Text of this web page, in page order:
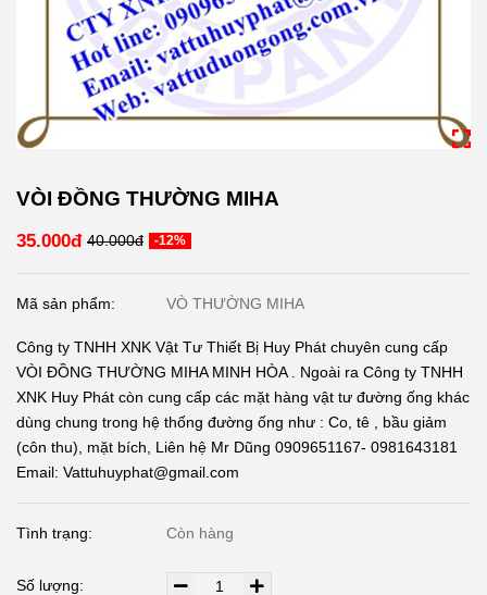
VÒI ĐỒNG THƯỜNG MIHA
35.000đ 40.000đ -12%
Mã sản phẩm: VÒ THƯỜNG MIHA
Công ty TNHH XNK Vật Tư Thiết Bị Huy Phát chuyên cung cấp
VÒI ĐỒNG THƯỜNG MIHA MINH HÒA . Ngoài ra Công ty TNHH
XNK Huy Phát còn cung cấp các mặt hàng vật tư đường ống khác
dùng chung trong hệ thống đường ống như : Co, tê , bầu giảm
(côn thu), mặt bích, Liên hệ Mr Dũng 0909651167- 0981643181
Email: Vattuhuyphat@gmail.com
Tình trạng: Còn hàng
Số lượng: